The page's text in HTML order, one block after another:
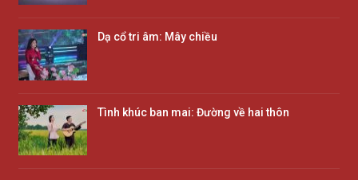
Dạ cổ tri âm: Mây chiều
Tình khúc ban mai: Đường về hai thôn